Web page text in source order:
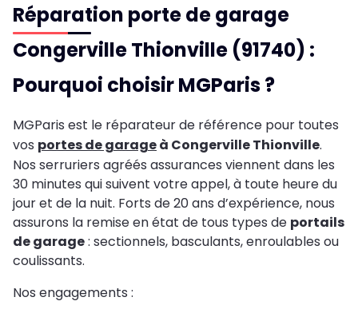
Réparation porte de garage
Congerville Thionville (91740) :
Pourquoi choisir MGParis ?
MGParis est le réparateur de référence pour toutes
vos portes de garageà Congerville Thionville.
Nos serruriers agréés assurances viennent dans les
30 minutes qui suivent votre appel, à toute heure du
jour et de la nuit. Forts de 20 ans d’expérience, nous
assurons la remise en état de tous types de portails
de garage: sectionnels, basculants, enroulables ou
coulissants.
Nos engagements :